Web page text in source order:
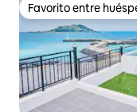
Favorito entre
Favorito entre